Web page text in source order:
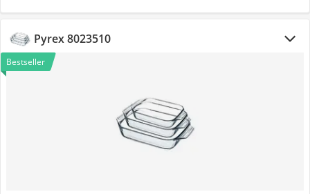
Pyrex 8023510
Bestseller